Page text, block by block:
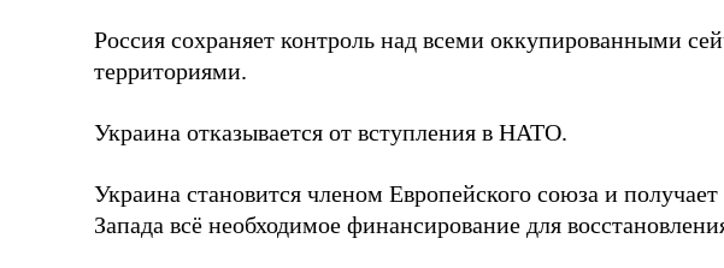
Россия сохраняет контроль над всеми оккупированными
территориями.
Украина отказывается от вступления в НАТО.
Украина становится членом Европейского союза и получает
Запада всё необходимое финансирование для